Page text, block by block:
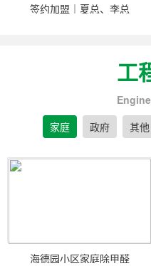
签约加盟｜夏总、李总
工
家庭
政府 其他
海德园小区家庭除甲醛